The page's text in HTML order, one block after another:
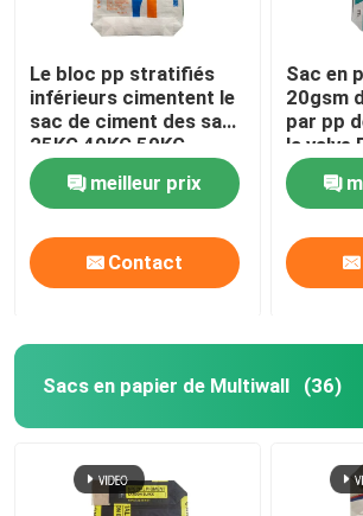
Le bloc pp stratifiés
inférieurs cimentent le
sac de ciment des sacs
25KG 40KG 50KG
Adstar
meilleur prix
Contact
Sac en
20gsm
par pp
la valve
Sacs en papier de Multiwall (36)